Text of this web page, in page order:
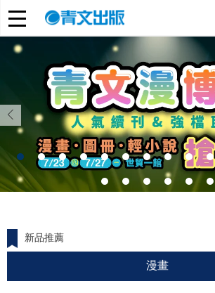
柯南寶可夢迷宮飯我推
友們，提高警覺！
新品推薦
漫畫